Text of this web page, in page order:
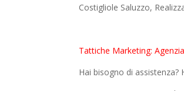
Costigliole Saluzzo,
Tattiche Marketing:
Hai bisogno di assistenza?